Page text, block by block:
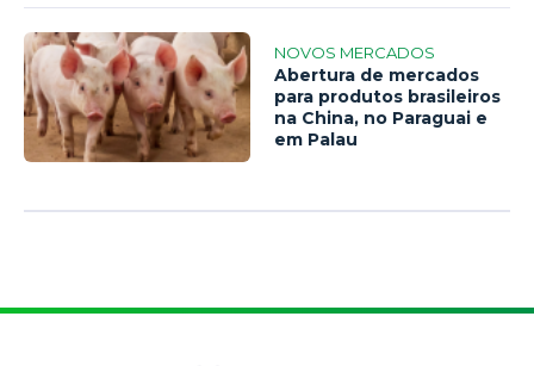
NOVOS MERCADOS
Abertura de mercados
para produtos brasileiros
na China, no Paraguai e
em Palau